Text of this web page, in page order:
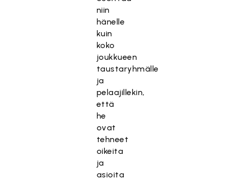
niin
hänelle
kuin
koko
joukkueen
taustaryhmälle
ja
pelaajillekin,
että
he
ovat
tehneet
oikeita
ja
asioita